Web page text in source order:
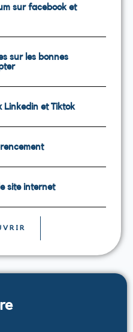
sur facebook et
sur les bonnes
Linkedin et Tiktok
site internet